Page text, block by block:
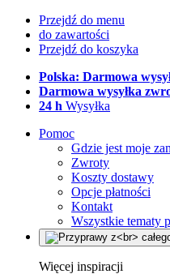
Przejdź do menu
do zawartości
Przejdź do koszyka
Polska: Darmowa
Darmowa wysyłka
24 h Wysyłka
Pomoc
Gdzie jest moje
Zwroty
Koszty dostawy
Opcje płatności
Kontakt
Wszystkie tematy
Więcej inspiracji